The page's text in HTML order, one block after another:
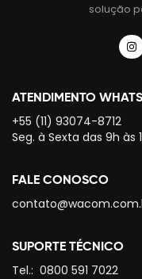
solução
ATENDIMENTO
+55 (11) 93074-8712
Seg. à Sexta das 9h às
FALE CONOSCO
SUPORTE TÉCNICO
Tel.: 0800 591 7022